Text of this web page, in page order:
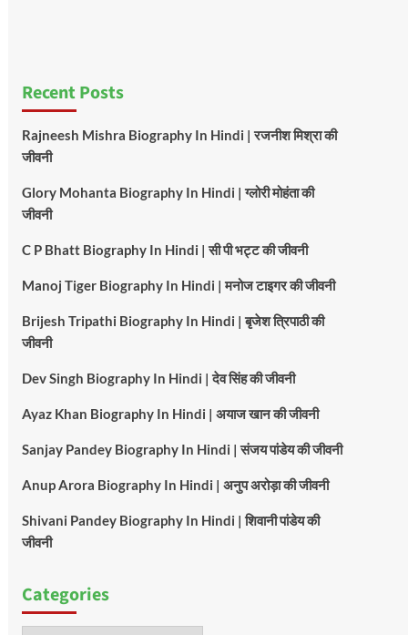
Recent Posts
Rajneesh Mishra Biography In Hindi | रजनीश मिश्रा की
जीवनी
Glory Mohanta Biography In Hindi | ग्लोरी मोहंता की
जीवनी
C P Bhatt Biography In Hindi | सी पी भट्ट की जीवनी
Manoj Tiger Biography In Hindi | मनोज टाइगर की जीवनी
Brijesh Tripathi Biography In Hindi | बृजेश त्रिपाठी की
जीवनी
Dev Singh Biography In Hindi | देव सिंह की जीवनी
Ayaz Khan Biography In Hindi | अयाज खान की जीवनी
Sanjay Pandey Biography In Hindi | संजय पांडेय की जीवनी
Anup Arora Biography In Hindi | अनुप अरोड़ा की जीवनी
Shivani Pandey Biography In Hindi | शिवानी पांडेय की
जीवनी
Categories